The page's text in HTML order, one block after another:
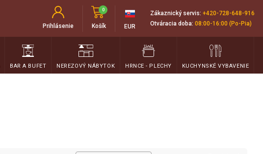
Prihlásenie Košík
0
EUR
Zákaznický servis: +420-728-648-916
Otváracia doba: 08:00-16:00 (Po-Pia)
BAR A BUFET NEREZOVÝ NÁBYTOK HRNCE - PLECHY KUCHYNSKÉ VYBAVENIE